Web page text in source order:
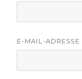
E-MAIL-ADRESSE